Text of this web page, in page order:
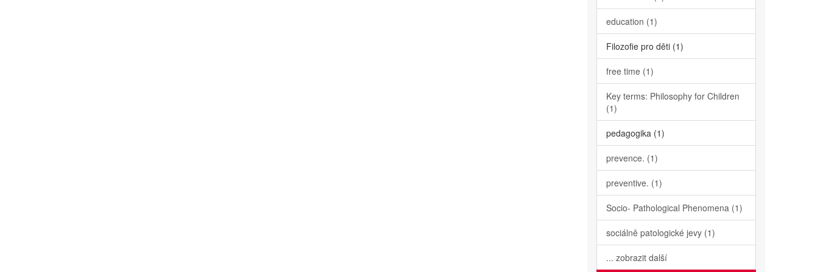
education (1)
Filozofie pro děti (1)
free time (1)
Key terms: Philosophy for Children
(1)
pedagogika (1)
prevence. (1)
preventive. (1)
Socio- Pathological Phenomena (1)
sociálně patologické jevy (1)
... zobrazit další